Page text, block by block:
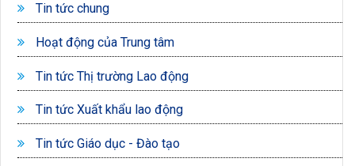
Tin tức chung
Hoạt động của Trung tâm
Tin tức Thị trường Lao động
Tin tức Xuất khẩu lao động
Tin tức Giáo dục - Đào tạo